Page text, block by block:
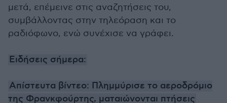
μετά, επέμεινε στις αναζητήσεις του,
συμβάλλοντας στην τηλεόραση και το
ραδιόφωνο, ενώ συνέχισε να γράφει.
Ειδήσεις σήμερα:
Απίστευτα βίντεο: Πλημμύρισε το αεροδρόμιο
της Φρανκφούρτης, ματαιώνονται πτήσεις